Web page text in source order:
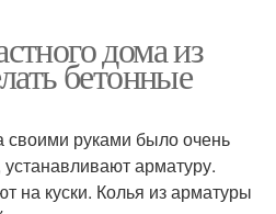
дома из
бетонные
своими руками было очень
арматуру.
на куски. Колья из арматуры